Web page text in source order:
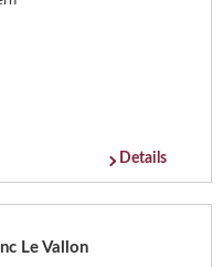
Details
Le Vallon